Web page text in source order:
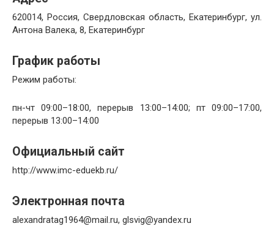
620014, Россия, Свердловская область, Екатеринбург, ул.
Антона Валека, 8, Екатеринбург
График работы
Режим работы:
пн-чт 09:00–18:00, перерыв 13:00–14:00; пт 09:00–17:00,
перерыв 13:00–14:00
Официальный сайт
http://www.imc-eduekb.ru/
Электронная почта
alexandratag1964@mail.ru, glsvig@yandex.ru